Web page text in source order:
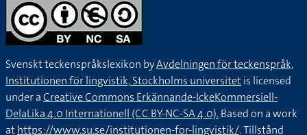
Svenskt teckenspråkslexikon byAvdelningen för teckenspråk,
Institutionen för lingvistik, Stockholms universitetis licensed
under aCreative Commons Erkännande-IckeKommersiell-
DelaLika 4.0 Internationell (CC BY-NC-SA 4.0).Based on a work
athttps://www.su.se/institutionen-for-lingvistik/. Tillstånd